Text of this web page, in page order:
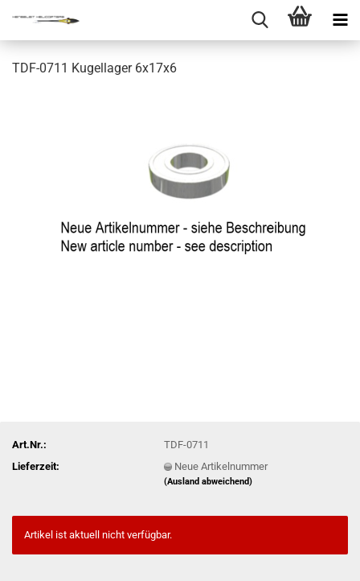
TDF-0711 Kugellager 6x17x6
Art.Nr.:
TDF-0711
Lieferzeit:
Neue Artikelnummer
(Ausland abweichend)
Artikel ist aktuell nicht verfügbar.